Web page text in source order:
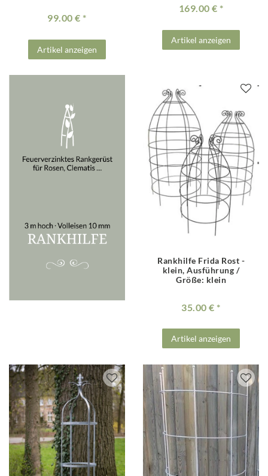
99.00 €
Artikel anzeigen
169.00 €
Artikel anzeigen
Rankhilfe Frida Rost -
klein, Ausführung /
Größe: klein
35.00 €
Artikel anzeigen